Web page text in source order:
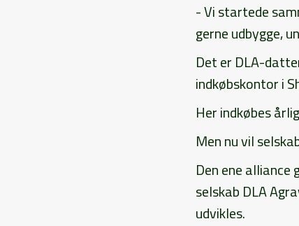
- Vi startede
gerne udbygge,
Det er DLA-
indkøbskontor i
Her indkøbes
Men nu vil
Den ene
selskab DLA
udvikles.